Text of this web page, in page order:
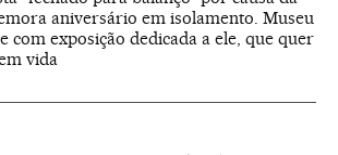
aniversário em isolamento. Museu
com exposição dedicada a ele, que quer
vida